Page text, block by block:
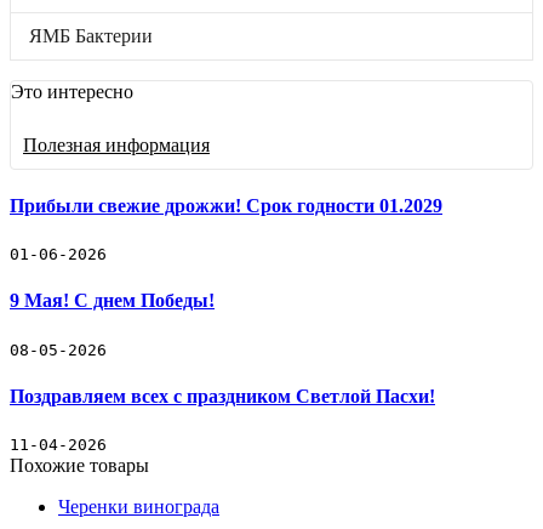
Черенки винограда
Винные дрожжи
Защита и Лечение
Подкормки
Ферменты
ЯМБ Бактерии
🛒 Как купить
🚚 Доставка и оплата
☎️ Контакты
Новости
ЯМБ Бактерии
Это интересно
Полезная информация
Прибыли свежие дрожжи! Срок годности 01.2029
01-06-2026
9 Мая! С днем Победы!
08-05-2026
Поздравляем всех с праздником Светлой Пасхи!
11-04-2026
Похожие товары
Черенки винограда